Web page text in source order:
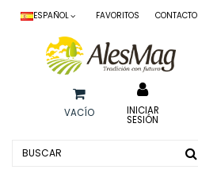
ESPAÑOL FAVORITOS CONTACTO
VACÍO INICIAR
SESIÓN